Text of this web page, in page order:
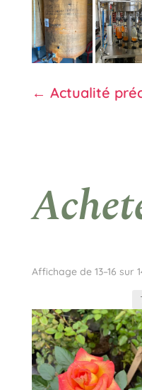
← Actualité
Affichage de 13–16 sur